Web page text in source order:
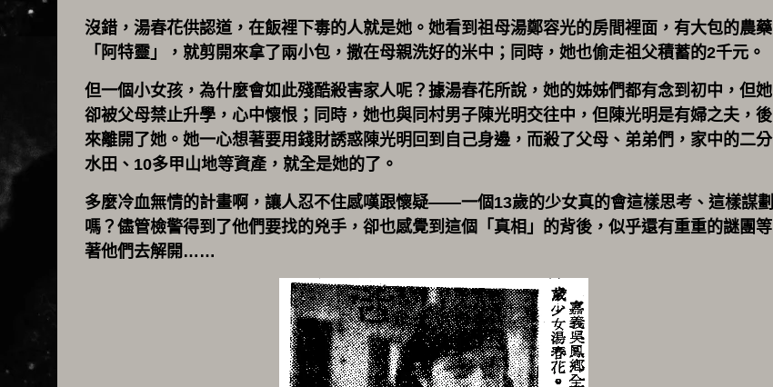
沒錯，湯春花供認道，在飯裡下毒的人就是她。她看到祖母湯鄭容光的房間裡面，有大包的農藥
「阿特靈」，就剪開來拿了兩小包，撒在母親洗好的米中；同時，她也偷走祖父積蓄的2千元。
但一個小女孩，為什麼會如此殘酷殺害家人呢？據湯春花所說，她的姊姊們都有念到初中，但她
卻被父母禁止升學，心中懷恨；同時，她也與同村男子陳光明交往中，但陳光明是有婦之夫，後
來離開了她。她一心想著要用錢財誘惑陳光明回到自己身邊，而殺了父母、弟弟們，家中的二分
水田、10多甲山地等資產，就全是她的了。
多麼冷血無情的計畫啊，讓人忍不住感嘆跟懷疑——一個13歲的少女真的會這樣思考、這樣謀劃
嗎？儘管檢警得到了他們要找的兇手，卻也感覺到這個「真相」的背後，似乎還有重重的謎團等
著他們去解開……